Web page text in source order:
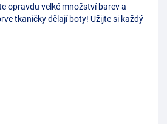
opravdu velké množství barev a
tkaničky dělají boty! Užijte si každý